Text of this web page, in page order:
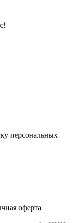
персональных
оферта